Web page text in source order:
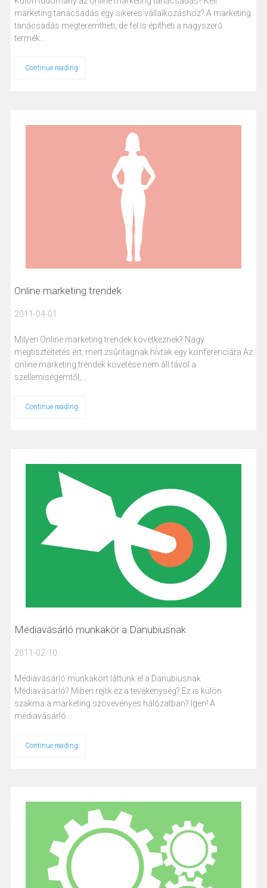
marketing tanácsadás egy sikeres vállalkozáshoz? A marketing
tanácsadás megteremtheti, de fel is építheti a nagyszerű
termék…
Continue reading
Online marketing trendek
2011-04-01
Milyen Online marketing trendek következnek? Nagy
megtiszteltetés ért, mert zsűritagnak hívtak egy konferenciára Az
online marketing trendek követése nem áll távol a
szellemiségemtől,…
Continue reading
Médiavásárló munkakör a Danubiusnak
2011-02-10
Médiavásárló munkakört láttunk el a Danubiusnak
Médiavásárló? Miben rejlik ez a tevékenység? Ez is külön
szakma a marketing szövevényes hálózatban? Igen! A
médiavásárló…
Continue reading